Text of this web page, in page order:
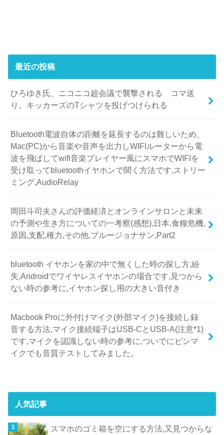
最近の投稿
ひろゆき氏、ニコニコ超会議で襲撃される コマ送
り。キッカーズのTシャツを投げつけられる
Bluetooth電波自体の距離を延長するのは難しいため、
Mac(PC)から音楽や音声を出力しWIFIルーターから電
波を飛ばしてwifi音楽プレイヤー風にスマホでWIFIを
受け取ってbluetoothイヤホンで聞く方法です,ストリー
ミング,AudioRelay
岡田斗司夫さんの評価経済とオンラインサロンと未来
の予測や生き方についての一考察(感想),日本,食糧危機,
原因,支配,権力,その他,ブルージョナサン,Part2
bluetooth イヤホンを家の中で無くした時の探し方,紛
失,Androidでワイヤレスイヤホンの場合です,見つから
ない時の参考に,イヤホン探し用の大きい音付き
Macbook Proに外付けマイク(外部マイク)を接続し録
音する方法,マイク接続端子はUSB-CとUSB-A(注意*1)
です,マイクを認識しない時の参考に,ついでにピンマ
イクでも音質テストしてみました。
人気記事
スマホのゴミ箱を空にする方法,又見つからな